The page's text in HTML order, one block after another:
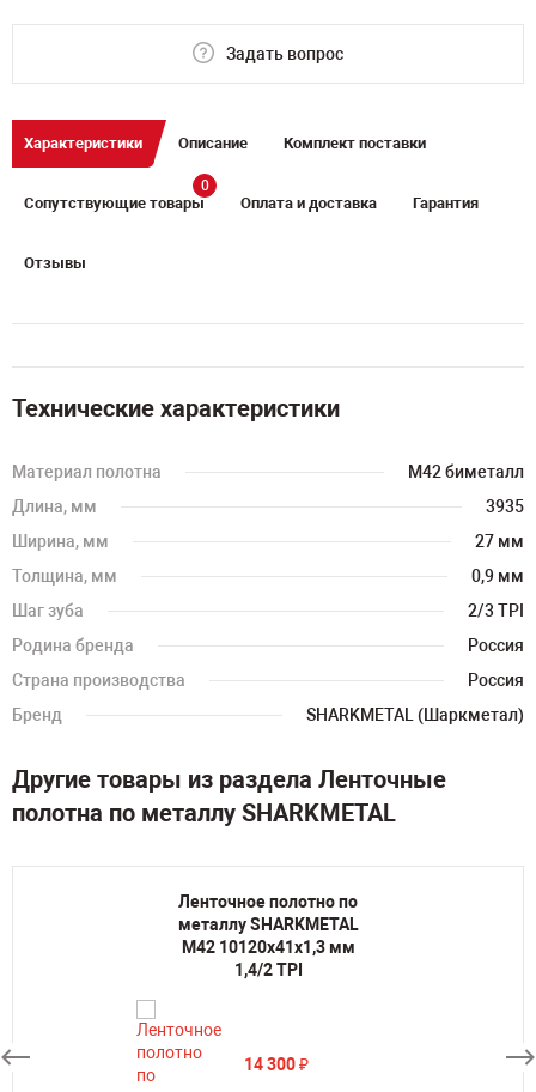
Задать вопрос
Характеристики Описание Комплект поставки
Сопутствующие товары
0
Оплата и доставка Гарантия
Отзывы
Технические характеристики
Материал полотна
M42 биметалл
Длина, мм
3935
Ширина, мм
27 мм
Толщина, мм
0,9 мм
Шаг зуба
2/3 TPI
Родина бренда
Россия
Страна производства
Россия
Бренд
SHARKMETAL (Шаркметал)
Другие товары из раздела Ленточные
полотна по металлу SHARKMETAL
Ленточное полотно по
металлу SHARKMETAL
M42 10120х41х1,3 мм
1,4/2 TPI
14 300₽